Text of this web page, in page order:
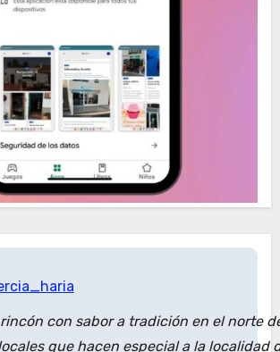
rincón con sabor a tradición en el norte
que hacen especial a la localidad